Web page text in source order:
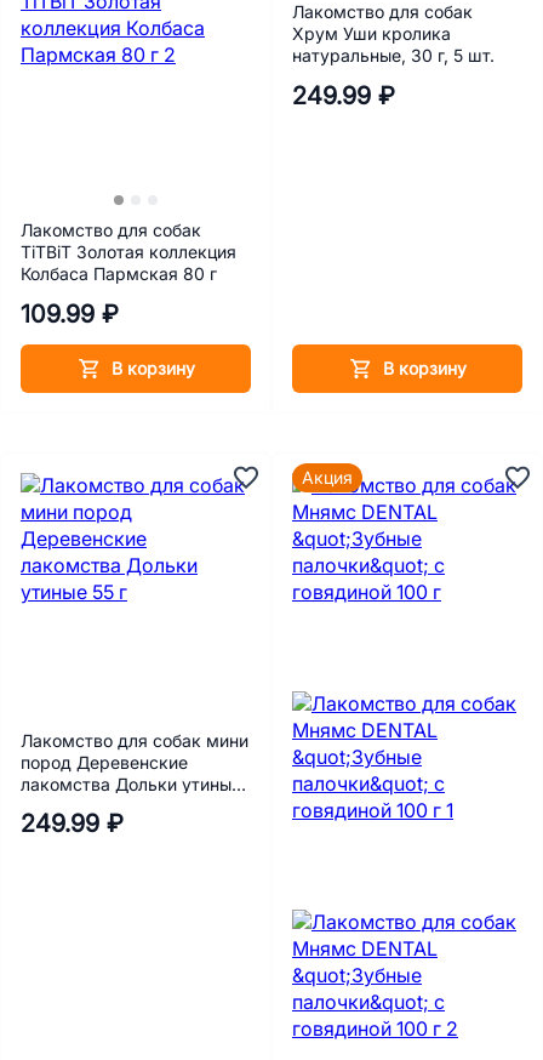
Лакомство для собак
TiTBiT Золотая коллекция
Колбаса Пармская 80 г
109.99 ₽
В корзину
Лакомство для собак
Хрум Уши кролика
натуральные, 30 г, 5 шт.
249.99 ₽
В корзину
Лакомство для собак мини
пород Деревенские
лакомства Дольки утиные
249.99 ₽
Акция